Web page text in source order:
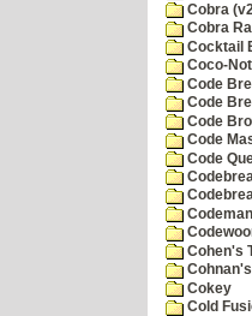
Cobra
Cobra
Cocktail
Coco-
Code
Code
Code
Code
Code
Codeman
Cohen's
Cokey
Cold